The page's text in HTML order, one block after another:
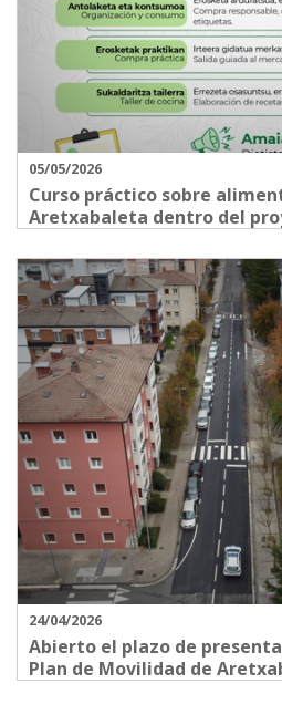
05/05/2026
Curso práctico sobre
Aretxabaleta dentro del
24/04/2026
Abierto el plazo de
Plan de Movilidad de